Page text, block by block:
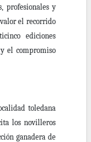
profesionales y
el recorrido
ediciones
el compromiso
toledana
los novilleros
ganadera de